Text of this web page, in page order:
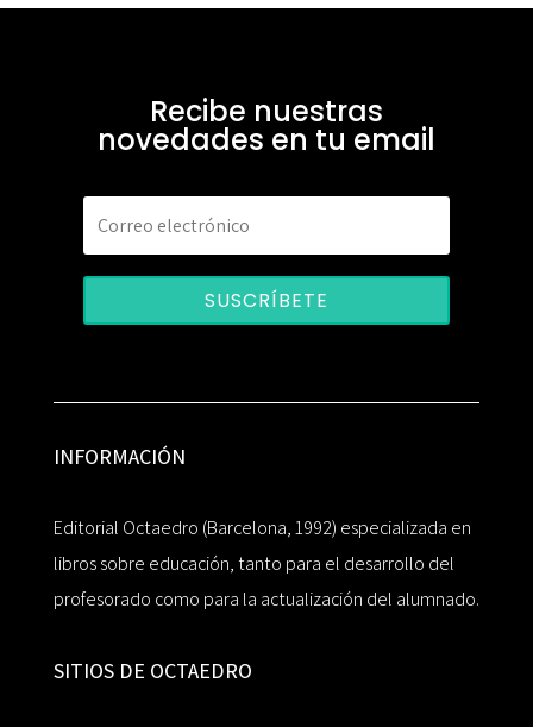
Recibe nuestras
novedades en tu email
SUSCRÍBETE
INFORMACIÓN
Editorial Octaedro (Barcelona, 1992) especializada en
libros sobre educación, tanto para el desarrollo del
profesorado como para la actualización del alumnado.
SITIOS DE OCTAEDRO